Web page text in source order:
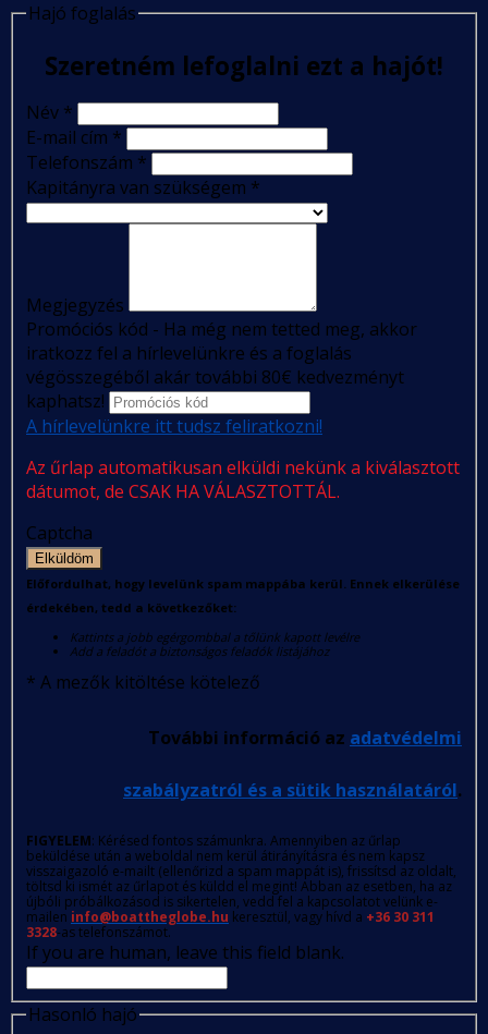
Hajó foglalás
Szeretném lefoglalni ezt a hajót!
Név *
E-mail cím *
Telefonszám *
Kapitányra van szükségem *
Megjegyzés
Promóciós kód - Ha még nem tetted meg, akkor
iratkozz fel a hírlevelünkre és a foglalás
végösszegéből akár további 80€ kedvezményt
kaphatsz!
A hírlevelünkre itt tudsz feliratkozni!
Az űrlap automatikusan elküldi nekünk a kiválasztott
dátumot, de CSAK HA VÁLASZTOTTÁL.
Captcha
Elküldöm
Előfordulhat, hogy levelünk spam mappába kerül. Ennek elkerülése
érdekében, tedd a következőket:
Kattints a jobb egérgombbal a tőlünk kapott levélre
Add a feladót a biztonságos feladók listájához
* A mezők kitöltése kötelező
További információ az adatvédelmi
szabályzatról és a sütik használatáról.
FIGYELEM: Kérésed fontos számunkra. Amennyiben az űrlap
beküldése után a weboldal nem kerül átirányításra és nem kapsz
visszaigazoló e-mailt (ellenőrizd a spam mappát is), frissítsd az oldalt,
töltsd ki ismét az űrlapot és küldd el megint! Abban az esetben, ha az
újbóli próbálkozásod is sikertelen, vedd fel a kapcsolatot velünk e-
mailen info@boattheglobe.hu keresztül, vagy hívd a +36 30 311
3328-as telefonszámot.
If you are human, leave this field blank.
Hasonló hajó